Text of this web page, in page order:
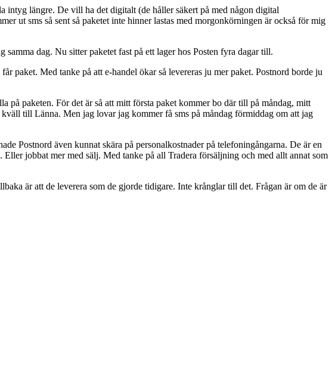
intyg längre. De vill ha det digitalt (de håller säkert på med någon digital
ut sms så sent så paketet inte hinner lastas med morgonkörningen är också för mig
dag. Nu sitter paketet fast på ett lager hos Posten fyra dagar till.
paket. Med tanke på att e-handel ökar så levereras ju mer paket. Postnord borde ju
på paketen. För det är så att mitt första paket kommer bo där till på måndag, mitt
till Länna. Men jag lovar jag kommer få sms på måndag förmiddag om att jag
Postnord även kunnat skära på personalkostnader på telefoningångarna. De är en
jobbat mer med sälj. Med tanke på all Tradera försäljning och med allt annat som
är att de leverera som de gjorde tidigare. Inte krånglar till det. Frågan är om de är